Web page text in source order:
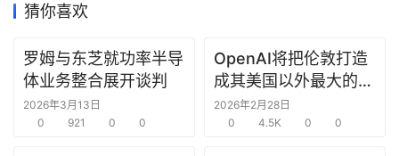
据
研
选
报
猜你喜欢
罗姆与东芝就功率半导
体业务整合展开谈判
2026年3月13日
0
921 0 0
OpenAI将把伦敦打造
成其美国以外最大的研
究中心
2026年2月28日
0
4.5K 0 0